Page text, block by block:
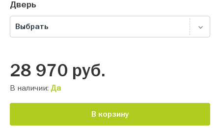
Дверь
Выбрать
28 970 руб.
В наличии: Да
В корзину